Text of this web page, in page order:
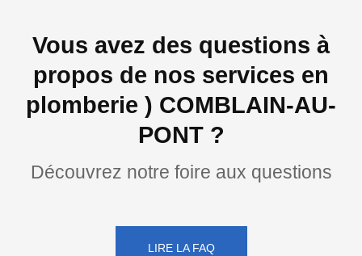
Vous avez des questions à
propos de nos services en
plomberie ) COMBLAIN-AU-
PONT ?
Découvrez notre foire aux questions
LIRE LA FAQ